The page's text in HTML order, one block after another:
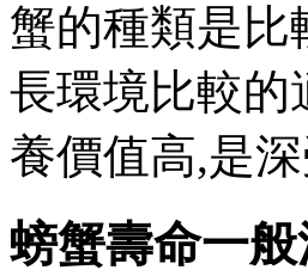
蟹的種類是比
長環境比較的
養價值高,是深
螃蟹壽命一般